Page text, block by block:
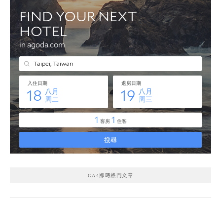
GA4即時熱門文章